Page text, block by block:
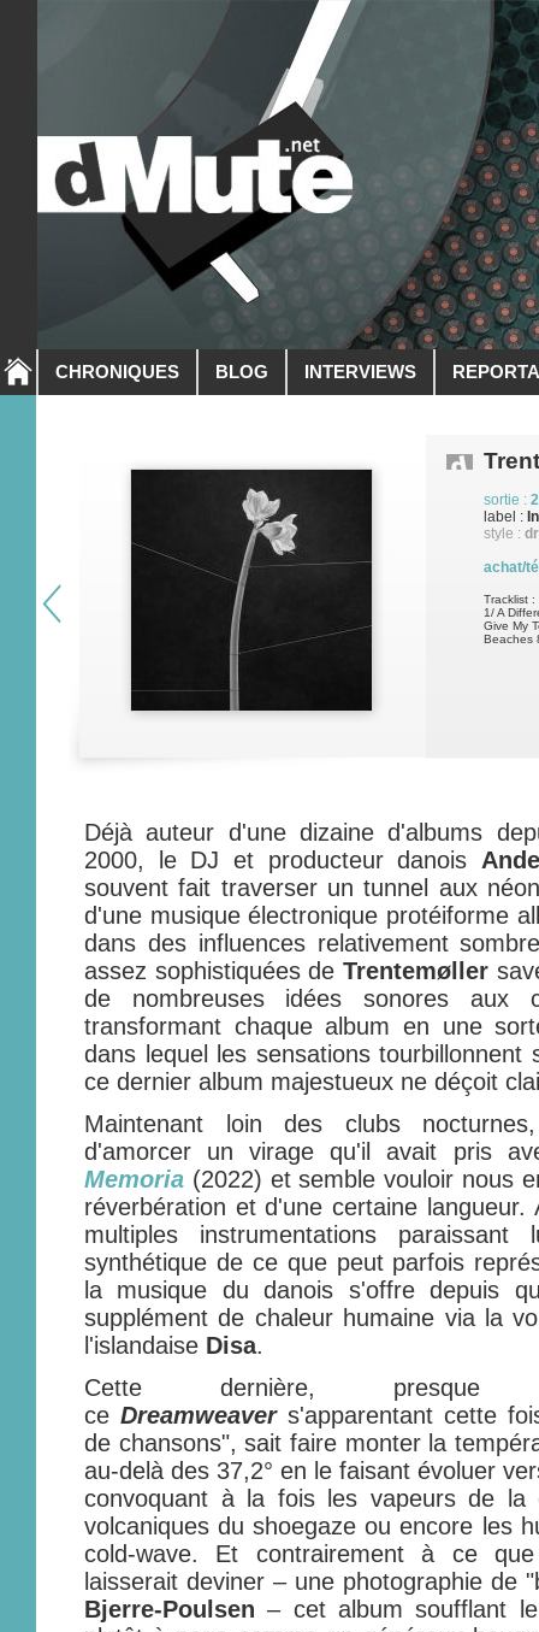
CHRONIQUES BLOG INTERVIEWS
sortie :
label :
style :
achat/
Tracklist :
1/ A
Give My
Beaches
Déjà auteur d'une dizaine d'albums
2000, le DJ et producteur danois
souvent fait traverser un tunnel aux
d'une musique électronique protéiforme
dans des influences relativement
assez sophistiquées deTrentemøller
de nombreuses idées sonores aux
transformant chaque album en une
dans lequel les sensations
ce dernier album majestueux ne déçoit
Maintenant loin des clubs
d'amorcer un virage qu'il avait pris
Memoria (2022) et semble vouloir nous
réverbération et d'une certaine langueur.
multiples instrumentations
synthétique de ce que peut parfois
la musique du danois s'offre depuis
supplément de chaleur humaine via la
l'islandaise Disa.
Cette dernière, presque
ce Dreamweaver s'apparentant cette
de chansons", sait faire monter la
au-delà des 37,2° en le faisant évoluer
convoquant à la fois les vapeurs de la
volcaniques du shoegaze ou encore les
cold-wave. Et contrairement à ce
laisserait deviner – une photographie de
Bjerre-Poulsen – cet album soufflant